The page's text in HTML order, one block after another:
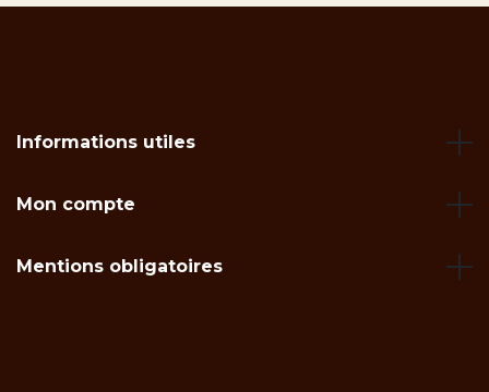
Informations utiles
Mon compte
Mentions obligatoires